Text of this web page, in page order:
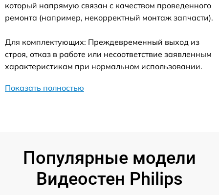
который напрямую связан с качеством проведенного
ремонта (например, некорректный монтаж запчасти).
Для комплектующих: Преждевременный выход из
строя, отказ в работе или несоответствие заявленным
характеристикам при нормальном использовании.
Показать полностью
Популярные модели
Видеостен Philips